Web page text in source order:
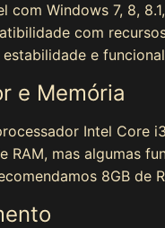
com Windows 7, 8,
com
e
e Memória
Intel Core
RAM, mas algumas
8GB de